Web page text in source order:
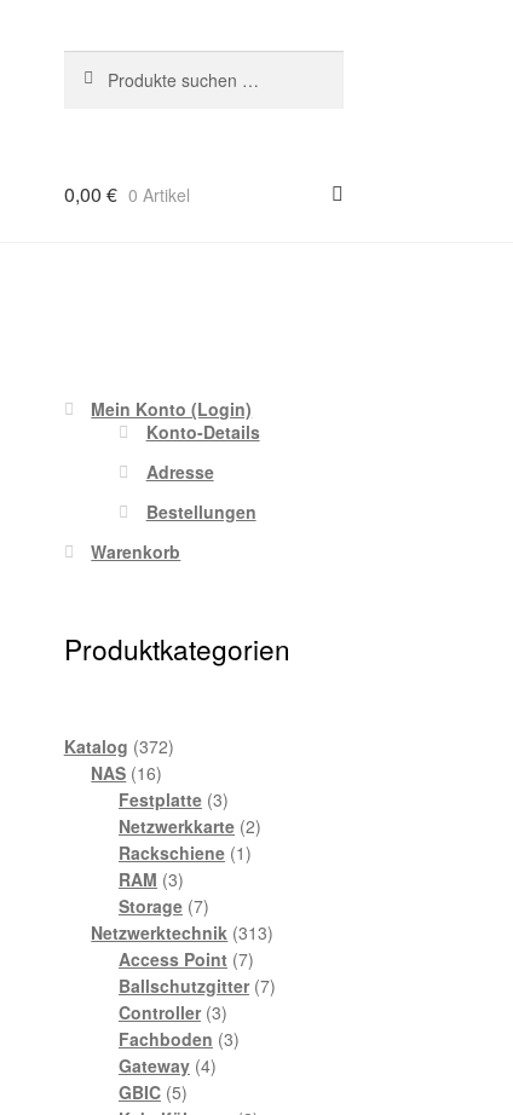
nach:
0,00 € 0 Artikel
Mein Konto (Login)
Konto-Details
Adresse
Bestellungen
Warenkorb
Produktkategorien
Katalog 372372
NAS 1616
Produkte
Festplatte 33
Produkte
Netzwerkkarte 22
Rackschiene 11
RAM 33
Produkte
Storage 77
Produkte
Netzwerktechnik 313313
Access Point 77
Produkte
Ballschutzgitter 77
Controller 33
Produkte
Fachboden 33
Gateway 44
GBIC 55